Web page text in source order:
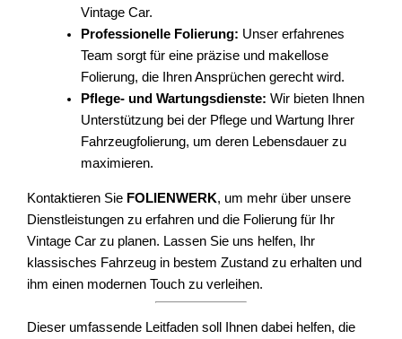
Vintage Car.
Professionelle Folierung: Unser erfahrenes
Team sorgt für eine präzise und makellose
Folierung, die Ihren Ansprüchen gerecht wird.
Pflege- und Wartungsdienste: Wir bieten Ihnen
Unterstützung bei der Pflege und Wartung Ihrer
Fahrzeugfolierung, um deren Lebensdauer zu
maximieren.
Kontaktieren Sie FOLIENWERK, um mehr über unsere
Dienstleistungen zu erfahren und die Folierung für Ihr
Vintage Car zu planen. Lassen Sie uns helfen, Ihr
klassisches Fahrzeug in bestem Zustand zu erhalten und
ihm einen modernen Touch zu verleihen.
Dieser umfassende Leitfaden soll Ihnen dabei helfen, die